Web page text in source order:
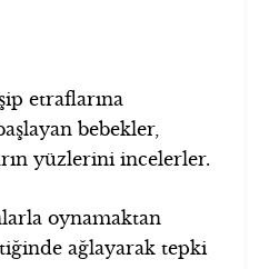
etraflarına
bebekler,
yüzlerini incelerler.
oynamaktan
ağlayarak tepki